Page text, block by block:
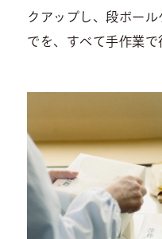
クアップし、段ボー
でを、すべて手作業で